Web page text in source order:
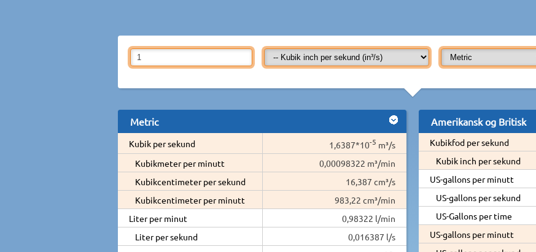
Metric
Kubik per sekund 1,6387*10-5 m³/s
Kubikmeter per minutt
0,00098322 m³/min
Kubikcentimeter per sekund
16,387 cm³/s
Kubikcentimeter per minutt
983,22 cm³/min
Liter per minut
0,98322 l/min
Liter per sekund
0,016387 l/s
Amerikansk og Britisk
Kubikfod per sekund
Kubik inch per sekund
US-gallons per minutt
US-gallons per sekund
US-Gallons per time
US-gallons per minutt